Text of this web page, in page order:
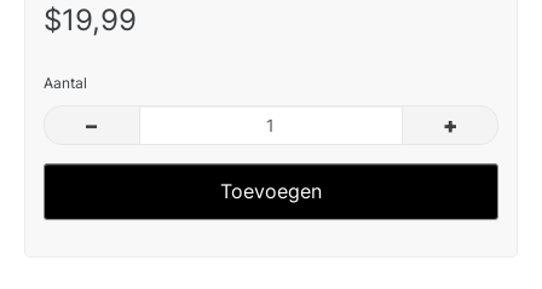
$19,99
Aantal
– +
Toevoegen